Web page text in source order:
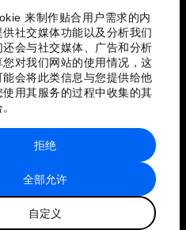
来制作贴合用户需求的内
社交媒体功能以及分析我们
还会与社交媒体、广告和分析
对我们网站的使用情况，这
会将此类信息与您提供给他
用其服务的过程中收集的其
全部允许
自定义
拒绝
地图
世界经济论坛